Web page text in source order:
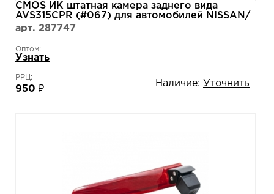
CMOS ИК штатная камера заднего вида
AVS315CPR (#067) для автомобилей NISSAN/
RENAULT
арт. 287747
Оптом:
Узнать
РРЦ:
950 ₽
Наличие: Уточнить